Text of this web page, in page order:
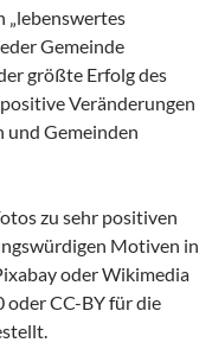
„lebenswertes
Gemeinde
größte Erfolg des
Veränderungen
und Gemeinden
zu sehr positiven
Motiven in
oder Wikimedia
oder CC-BY für die